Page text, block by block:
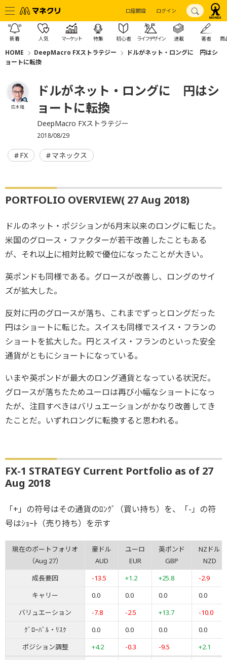
口座開設 ログイン
新着 人気 マーケット 特集 初心者 ライフデザイン 連載 著者 商
HOME DeepMacro FXストラテジー
ドルがネット・ロングに 円はシ
ョートに転換
広木 隆
ドルがネット・ロングに 円はシ
ョートに転換
DeepMacro FXストラテジー
2018/08/29
FX マネックス
PORTFOLIO OVERVIEW( 27 Aug 2018)
ドルのネット・ポジションが6月末以来のロングに転じた。
米国のグロース・ファクターが若干改善したこともある
が、それ以上に相対比較で優位になったことが大きい。
英ポンドも同様である。グロースが改善し、ロングのサイ
ズが拡大した。
反対に円のグロースが落ち、これまでずっとロングだった
円はショートに転じた。スイスも同様でスイス・フランの
ショートを拡大した。円とスイス・フランのといった安全
通貨がともにショートになっている。
いまや英ポンドが最大のロング通貨となっている状況だ。
グロースが落ちたためユーロは再び小幅なショートになっ
たが、注目すべきはバリュエーションがかなり改善してき
たことだ。いずれロングに転換すると思われる。
FX-1 STRATEGY Current Portfolio as of 27
Aug 2018
「+」の符号はその通貨のﾛﾝｸﾞ（買い持ち）を、「-」の符
号はｼｮｰﾄ（売り持ち）を示す
現在のポートフォリオ
（Aug 27）
豪ドル
AUD
ユーロ
EUR
英ポンド
GBP
NZドル
NZD
成長要因
-13.5 +1.2 +25.8
-2.9
キャリー
0.0 0.0 0.0
0.0
バリュエーション
-7.8 -2.5 +13.7
-10.0
ｸﾞﾛｰﾊﾞﾙ・ﾘｽｸ
0.0 0.0 0.0
0.0
ポジション調整
+4.2 -0.3 -9.5
+2.1